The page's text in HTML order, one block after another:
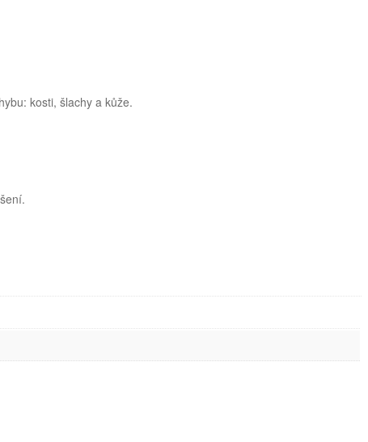
kosti, šlachy a kůže.